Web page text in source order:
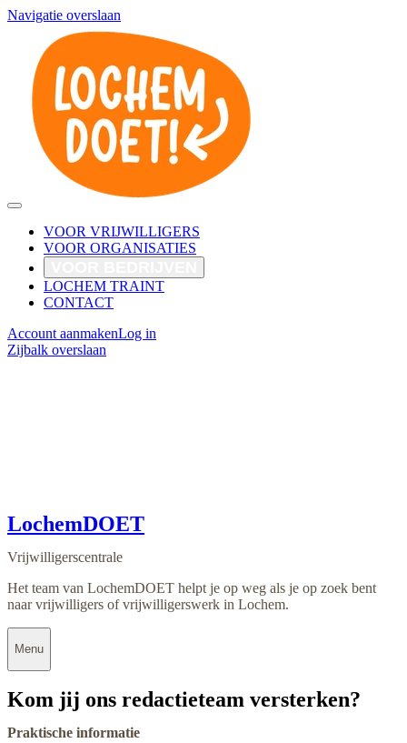
Navigatie overslaan
VOOR VRIJWILLIGERS
VOOR ORGANISATIES
LOCHEM TRAINT
CONTACT
Account aanmakenLog in
Zijbalk overslaan
LochemDOET
Vrijwilligerscentrale
Het team van LochemDOET helpt je op weg als je op zoek bent
naar vrijwilligers of vrijwilligerswerk in Lochem.
Menu
Kom jij ons redactieteam versterken?
Praktische informatie